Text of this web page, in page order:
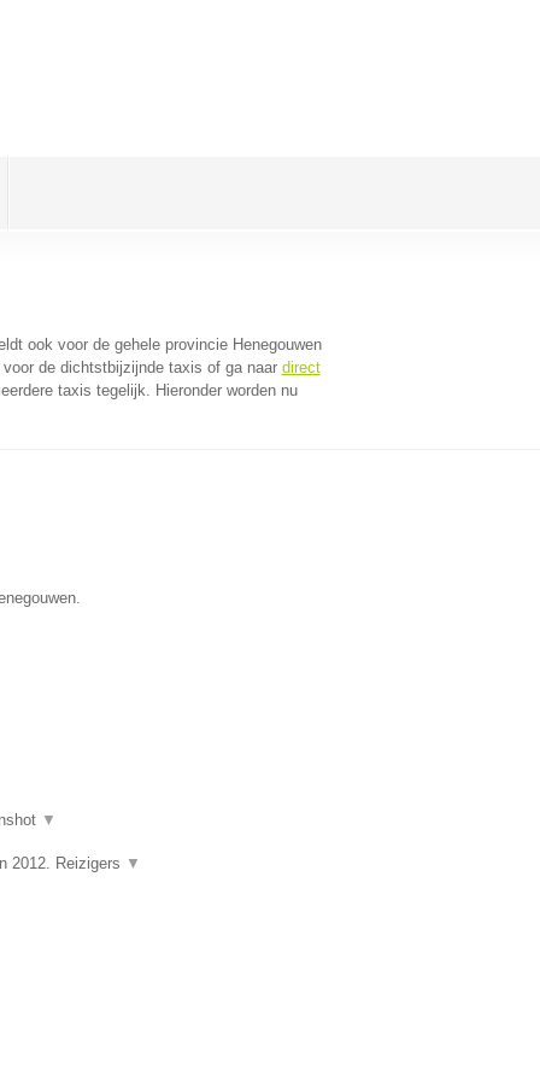
ook voor de gehele provincie Henegouwen
de dichtstbijzijnde taxis of ga naar direct
taxis tegelijk. Hieronder worden nu
▼
2012. Reizigers ▼